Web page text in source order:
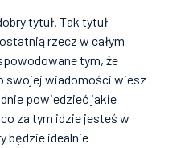
tytuł. Tak tytuł
rzecz w całym
tym, że
swojej wiadomości wiesz
powiedzieć jakie
za tym idzie jesteś w
będzie idealnie